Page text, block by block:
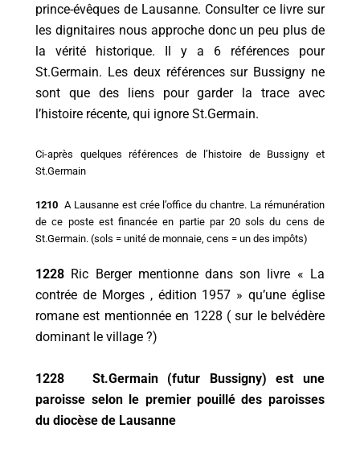
prince-évêques de Lausanne. Consulter ce livre sur
les dignitaires nous approche donc un peu plus de
la vérité historique. Il y a 6 références pour
St.Germain. Les deux références sur Bussigny ne
sont que des liens pour garder la trace avec
l’histoire récente, qui ignore St.Germain.
Ci-après quelques références de l’histoire de Bussigny et
St.Germain
1210 A Lausanne est crée l’office du chantre. La rémunération
de ce poste est financée en partie par 20 sols du cens de
St.Germain. (sols = unité de monnaie, cens = un des impôts)
1228 Ric Berger mentionne dans son livre « La
contrée de Morges , édition 1957 » qu’une église
romane est mentionnée en 1228 ( sur le belvédère
dominant le village ?)
1228 St.Germain (futur Bussigny) est une
paroisse selon le premier pouillé des paroisses
du diocèse de Lausanne